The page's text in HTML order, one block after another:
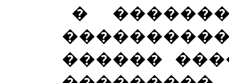
�
������